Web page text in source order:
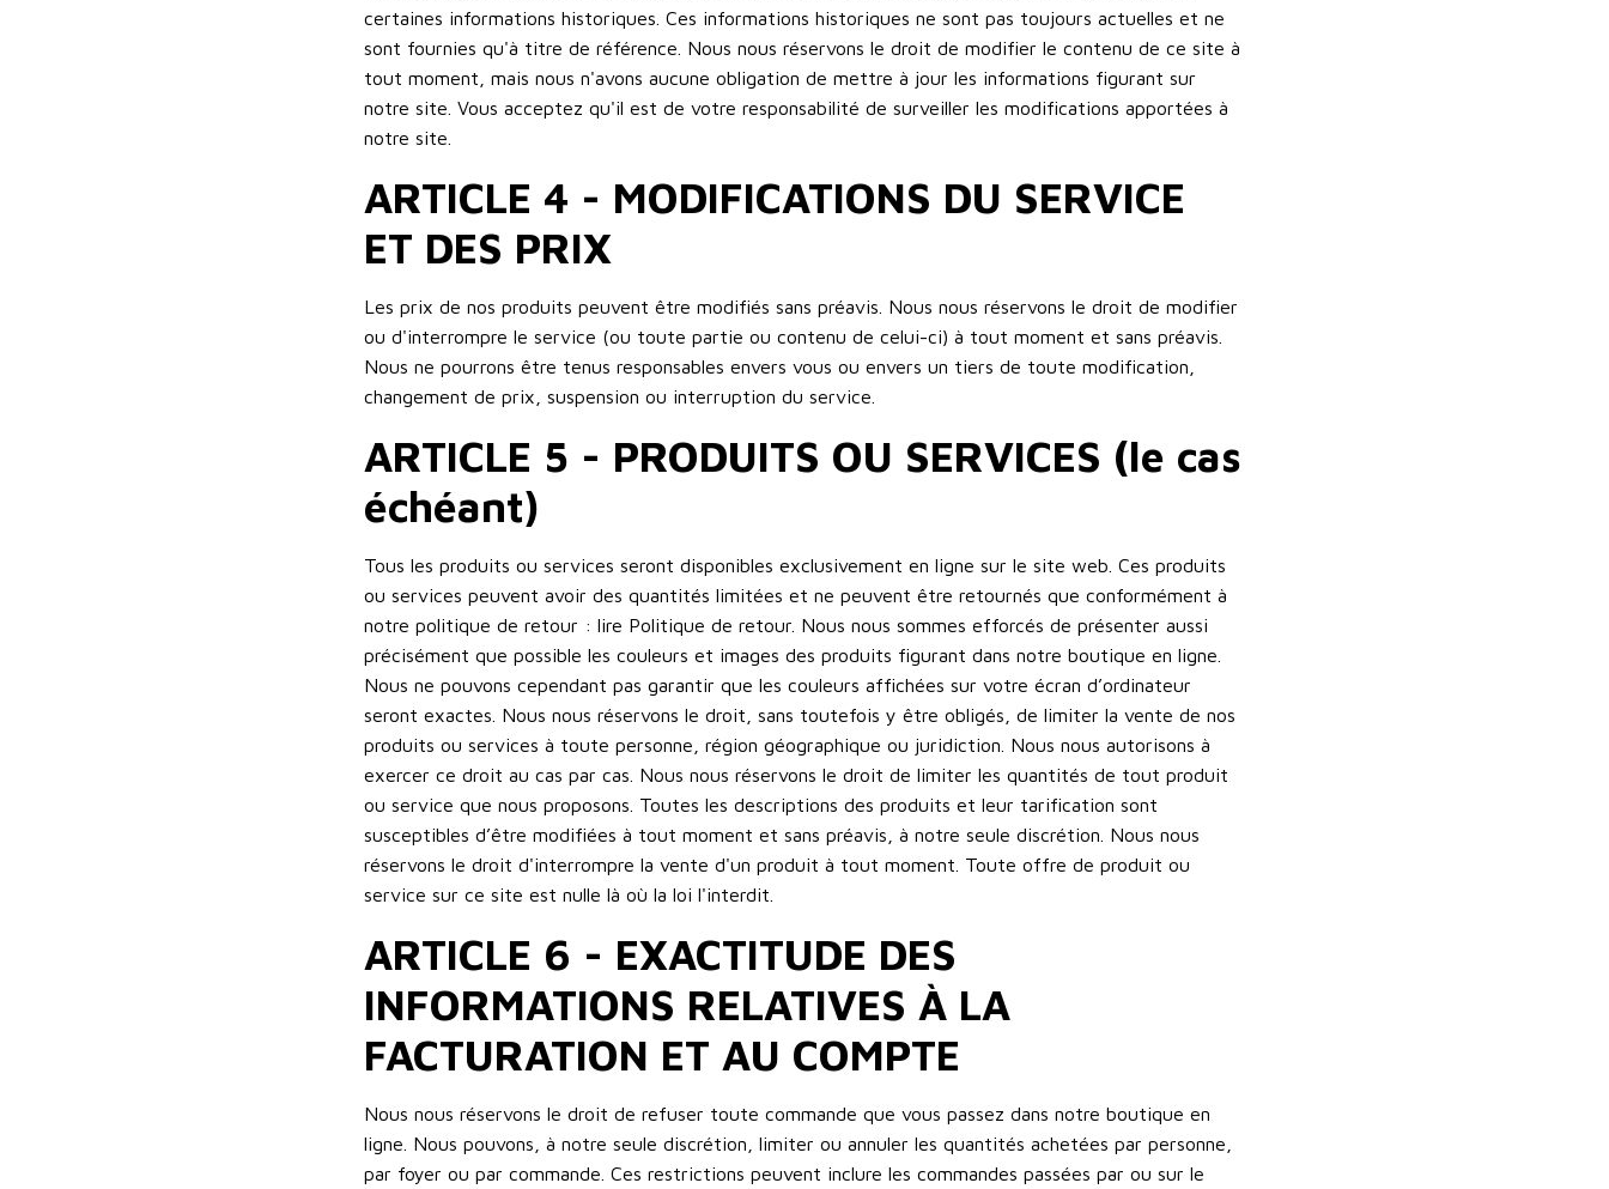
certaines informations historiques. Ces informations historiques ne sont pas toujours actuelles et ne
sont fournies qu'à titre de référence. Nous nous réservons le droit de modifier le contenu de ce site à
tout moment, mais nous n'avons aucune obligation de mettre à jour les informations figurant sur
notre site. Vous acceptez qu'il est de votre responsabilité de surveiller les modifications apportées à
notre site.
ARTICLE 4 - MODIFICATIONS DU SERVICE
ET DES PRIX
Les prix de nos produits peuvent être modifiés sans préavis. Nous nous réservons le droit de modifier
ou d'interrompre le service (ou toute partie ou contenu de celui-ci) à tout moment et sans préavis.
Nous ne pourrons être tenus responsables envers vous ou envers un tiers de toute modification,
changement de prix, suspension ou interruption du service.
ARTICLE 5 - PRODUITS OU SERVICES (le cas
échéant)
Tous les produits ou services seront disponibles exclusivement en ligne sur le site web. Ces produits
ou services peuvent avoir des quantités limitées et ne peuvent être retournés que conformément à
notre politique de retour : lire Politique de retour. Nous nous sommes efforcés de présenter aussi
précisément que possible les couleurs et images des produits figurant dans notre boutique en ligne.
Nous ne pouvons cependant pas garantir que les couleurs affichées sur votre écran d’ordinateur
seront exactes. Nous nous réservons le droit, sans toutefois y être obligés, de limiter la vente de nos
produits ou services à toute personne, région géographique ou juridiction. Nous nous autorisons à
exercer ce droit au cas par cas. Nous nous réservons le droit de limiter les quantités de tout produit
ou service que nous proposons. Toutes les descriptions des produits et leur tarification sont
susceptibles d’être modifiées à tout moment et sans préavis, à notre seule discrétion. Nous nous
réservons le droit d'interrompre la vente d'un produit à tout moment. Toute offre de produit ou
service sur ce site est nulle là où la loi l'interdit.
ARTICLE 6 - EXACTITUDE DES
INFORMATIONS RELATIVES À LA
FACTURATION ET AU COMPTE
Nous nous réservons le droit de refuser toute commande que vous passez dans notre boutique en
ligne. Nous pouvons, à notre seule discrétion, limiter ou annuler les quantités achetées par personne,
par foyer ou par commande. Ces restrictions peuvent inclure les commandes passées par ou sur le